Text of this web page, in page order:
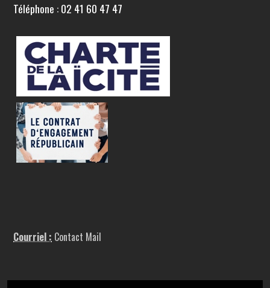
Téléphone : 02 41 60 47 47
Courriel : Contact Mail